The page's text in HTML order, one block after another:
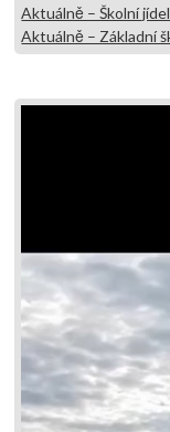
Aktuálně – Školní
Aktuálně – Základní